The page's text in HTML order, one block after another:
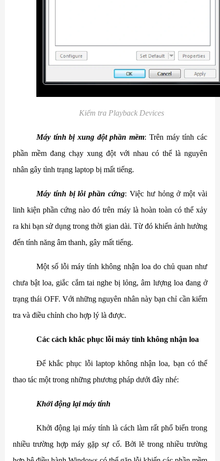
Kiểm tra Playback Devices
Máy tính bị xung đột phần mềm: Trên máy tính các
phần mềm đang chạy xung đột với nhau có thể là nguyên
nhân gây tình trạng laptop bị mất tiếng.
Máy tính bị lỗi phần cứng: Việc hư hỏng ở một vài
linh kiện phần cứng nào đó trên máy là hoàn toàn có thể xảy
ra khi bạn sử dụng trong thời gian dài. Từ đó khiến ảnh hưởng
đến tính năng âm thanh, gây mất tiếng.
Một số lỗi máy tính không nhận loa do chủ quan như
chưa bật loa, giắc cắm tai nghe bị lỏng, âm lượng loa đang ở
trạng thái OFF. Với những nguyên nhân này bạn chỉ cần kiểm
tra và điều chỉnh cho hợp lý là được.
Các cách khắc phục lỗi máy tính không nhận loa
Để khắc phục lỗi laptop không nhận loa, bạn có thể
thao tác một trong những phương pháp dưới đây nhé:
Khởi động lại máy tính
Khởi động lại máy tính là cách làm rất phổ biến trong
nhiều trường hợp máy gặp sự cố. Bởi lẽ trong nhiều trường